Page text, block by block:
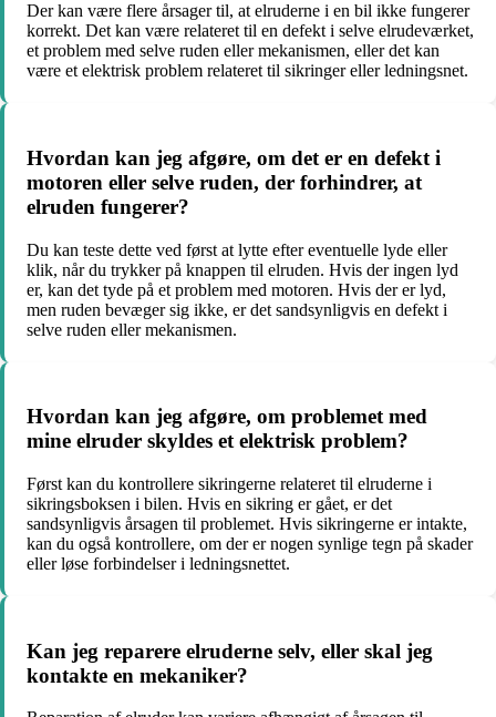
Der kan være flere årsager til, at elruderne i en bil ikke fungerer
korrekt. Det kan være relateret til en defekt i selve elrudeværket,
et problem med selve ruden eller mekanismen, eller det kan
være et elektrisk problem relateret til sikringer eller ledningsnet.
Hvordan kan jeg afgøre, om det er en defekt i
motoren eller selve ruden, der forhindrer, at
elruden fungerer?
Du kan teste dette ved først at lytte efter eventuelle lyde eller
klik, når du trykker på knappen til elruden. Hvis der ingen lyd
er, kan det tyde på et problem med motoren. Hvis der er lyd,
men ruden bevæger sig ikke, er det sandsynligvis en defekt i
selve ruden eller mekanismen.
Hvordan kan jeg afgøre, om problemet med
mine elruder skyldes et elektrisk problem?
Først kan du kontrollere sikringerne relateret til elruderne i
sikringsboksen i bilen. Hvis en sikring er gået, er det
sandsynligvis årsagen til problemet. Hvis sikringerne er intakte,
kan du også kontrollere, om der er nogen synlige tegn på skader
eller løse forbindelser i ledningsnettet.
Kan jeg reparere elruderne selv, eller skal jeg
kontakte en mekaniker?